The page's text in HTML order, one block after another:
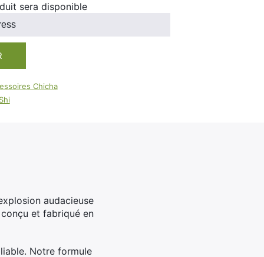
sera disponible
Chicha
audacieuse
et fabriqué en
Notre formule